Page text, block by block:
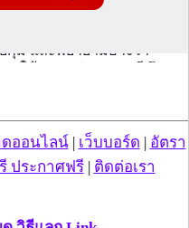
ม และพยายามอ้างว่า
ารทำธุรกรรมทางการเงิน
ด้มีส่วนเกี่ยวข้องกับตัวเอง
างให้ลูกบ้านไปเปิดบัญชี
ออนไลน์| เว็บบอร์ด | อัตรา
ประกาศฟรี| ติดต่อเรา